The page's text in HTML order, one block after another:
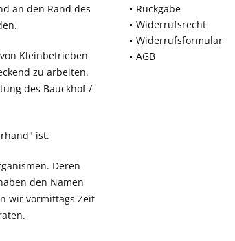
an den Rand des
Kleinbetrieben
zu arbeiten.
des Bauckhof /
ist.
Deren
den Namen
wir vormittags Zeit
Rückgabe
Widerrufsrecht
Widerrufsformular
AGB